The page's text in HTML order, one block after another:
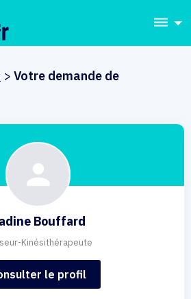
dehaze
> Votre demande de
Bouffard
Kinésithérapeute
le profil